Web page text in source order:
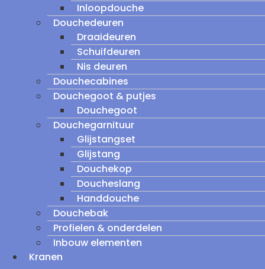
Inloopdouche
Douchedeuren
Draaideuren
Schuifdeuren
Nis deuren
Douchecabines
Douchegoot & putjes
Douchegoot
Douchegarnituur
Glijstangset
Glijstang
Douchekop
Doucheslang
Handdouche
Douchebak
Profielen & onderdelen
Inbouw elementen
Kranen